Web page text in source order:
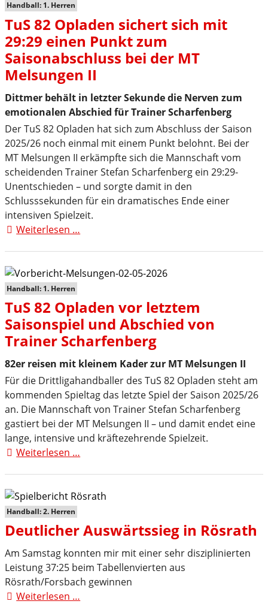
Handball: 1. Herren
TuS 82 Opladen sichert sich mit
29:29 einen Punkt zum
Saisonabschluss bei der MT
Melsungen II
Dittmer behält in letzter Sekunde die Nerven zum
emotionalen Abschied für Trainer Scharfenberg
Der TuS 82 Opladen hat sich zum Abschluss der Saison
2025/26 noch einmal mit einem Punkt belohnt. Bei der
MT Melsungen II erkämpfte sich die Mannschaft vom
scheidenden Trainer Stefan Scharfenberg ein 29:29-
Unentschieden – und sorgte damit in den
Schlusssekunden für ein dramatisches Ende einer
intensiven Spielzeit.
Weiterlesen …
sichert
mit
29:29
einen
Punkt
zum
Saisonabschluss
bei
der
MT
Melsungen
II
Handball: 1. Herren
TuS 82 Opladen vor letztem
Saisonspiel und Abschied von
Trainer Scharfenberg
82er reisen mit kleinem Kader zur MT Melsungen II
Für die Drittligahandballer des TuS 82 Opladen steht am
kommenden Spieltag das letzte Spiel der Saison 2025/26
an. Die Mannschaft von Trainer Stefan Scharfenberg
gastiert bei der MT Melsungen II – und damit endet eine
lange, intensive und kräftezehrende Spielzeit.
Weiterlesen …
vor
Saisonspiel
und
Abschied
von
Trainer
Handball: 2. Herren
Deutlicher Auswärtssieg in Rösrath
Am Samstag konnten mir mit einer sehr disziplinierten
Leistung 37:25 beim Tabellenvierten aus
Rösrath/Forsbach gewinnen
Weiterlesen …